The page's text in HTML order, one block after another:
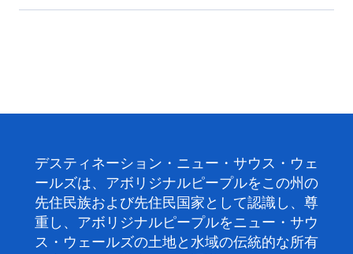
デスティネーション・ニュー・サウス・ウェ
ールズは、アボリジナルピープルをこの州の
先住民族および先住民国家として認識し、尊
重し、アボリジナルピープルをニュー・サウ
ス・ウェールズの土地と水域の伝統的な所有